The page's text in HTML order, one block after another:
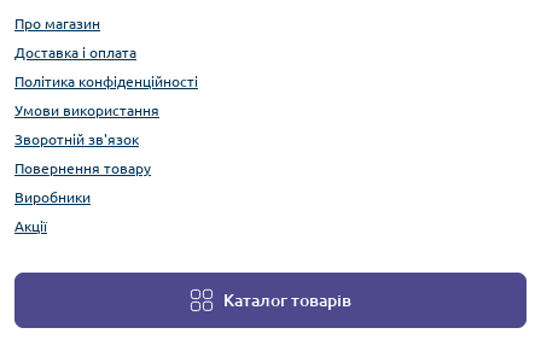
Про магазин
Доставка і оплата
Політика конфіденційності
Умови використання
Зворотній зв'язок
Повернення товару
Виробники
Акції
Каталог товарів